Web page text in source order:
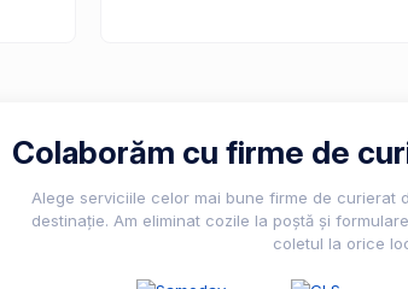
Colaborăm cu firme de
Alege serviciile celor mai bune firme de curierat
destinație. Am eliminat cozile la poștă și
coletul la orice